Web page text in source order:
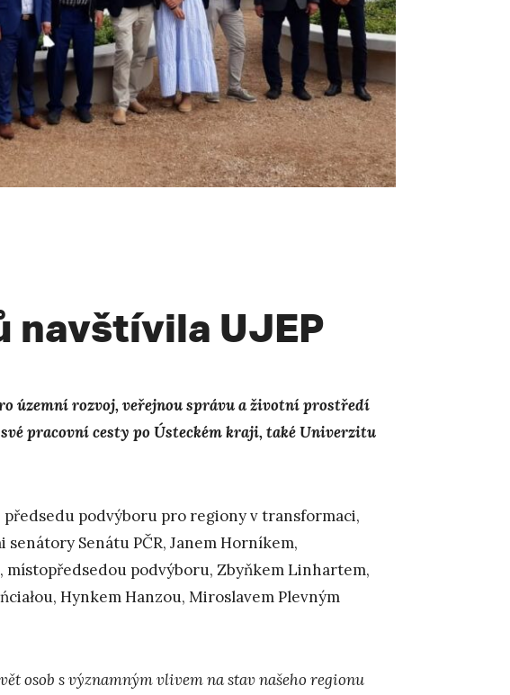
navštívila UJEP
územní rozvoj, veřejnou správu a životní prostředí
pracovní cesty po Ústeckém kraji, také Univerzitu
předsedu podvýboru pro regiony v transformaci,
Senátu PČR, Janem Horníkem,
místopředsedou podvýboru, Zbyňkem Linhartem,
Hynkem Hanzou, Miroslavem Plevným
osob s významným vlivem na stav našeho regionu